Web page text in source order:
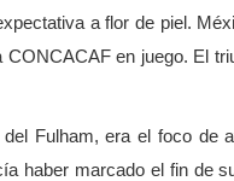
a flor de piel.
CONCACAF en juego. El
del Fulham, era el foco de
haber marcado el fin de